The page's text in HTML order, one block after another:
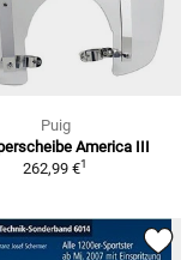
Puig
America III
262,99 €1